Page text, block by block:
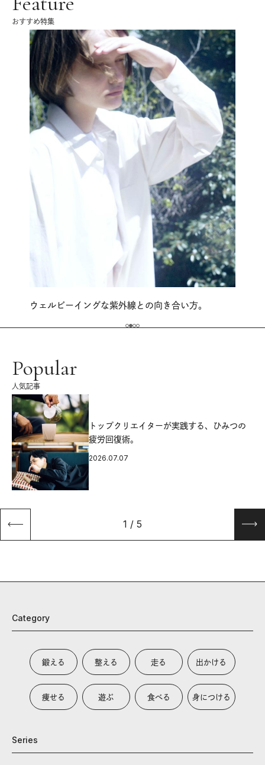
おすすめ特集
ウェルビーイングな紫外線との向き合い方。
Popular
人気記事
トップクリエイターが実践する、ひみつの
疲労回復術。
2026.07.07
1 / 5
Category
鍛える 整える 走る 出かける
痩せる 遊ぶ 食べる 身につける
Series